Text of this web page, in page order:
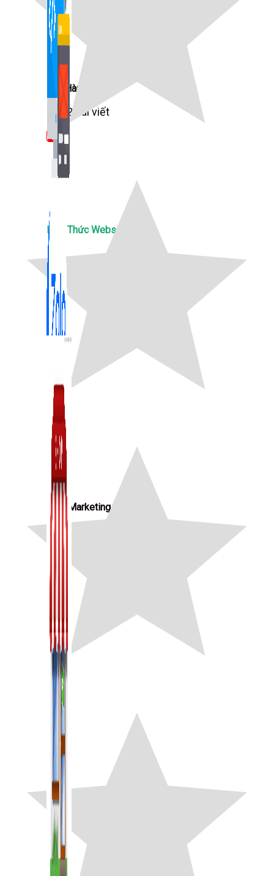
Bán Hàng Online
2,632 bài viết
New
Zalo Marketing
104 bài viết
New
Kiến Thức Website
309 bài viết